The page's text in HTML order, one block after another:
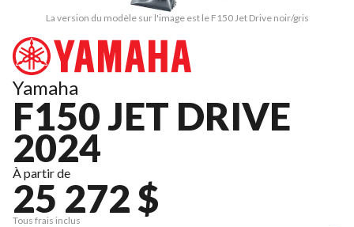
La version du modèle sur l'image est le F150 Jet Drive noir/gris
Yamaha
F150 JET DRIVE
2024
À partir de
25 272 $
Tous frais inclus